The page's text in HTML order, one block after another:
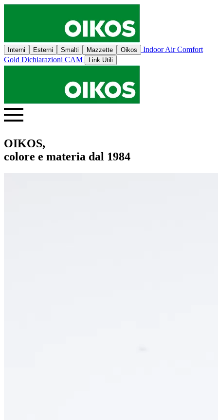
Interni Esterni Smalti Mazzette Oikos
Indoor Air Comfort
Gold Dichiarazioni CAM Link Utili
OIKOS,
colore e materia dal 1984